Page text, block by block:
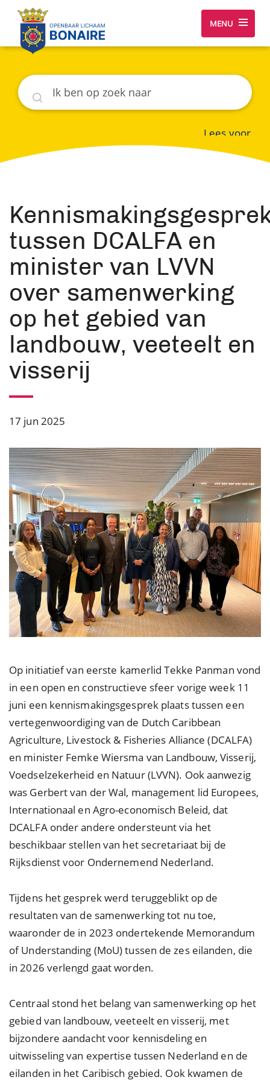
MENU
Zoeken
Lees voor
tussen DCALFA en
minister van LVVN
over samenwerking
op het gebied van
landbouw, veeteelt en
visserij
17 jun 2025
Op initiatief van eerste kamerlid Tekke Panman vond
in een open en constructieve sfeer vorige week 11
juni een kennismakingsgesprek plaats tussen een
vertegenwoordiging van de Dutch Caribbean
Agriculture, Livestock & Fisheries Alliance (DCALFA)
en minister Femke Wiersma van Landbouw, Visserij,
Voedselzekerheid en Natuur (LVVN). Ook aanwezig
was Gerbert van der Wal, management lid Europees,
Internationaal en Agro-economisch Beleid, dat
DCALFA onder andere ondersteunt via het
beschikbaar stellen van het secretariaat bij de
Rijksdienst voor Ondernemend Nederland.
Tijdens het gesprek werd teruggeblikt op de
resultaten van de samenwerking tot nu toe,
waaronder de in 2023 ondertekende Memorandum
of Understanding (MoU) tussen de zes eilanden, die
in 2026 verlengd gaat worden.
Centraal stond het belang van samenwerking op het
gebied van landbouw, veeteelt en visserij, met
bijzondere aandacht voor kennisdeling en
uitwisseling van expertise tussen Nederland en de
eilanden in het Caribisch gebied. Ook kwamen de